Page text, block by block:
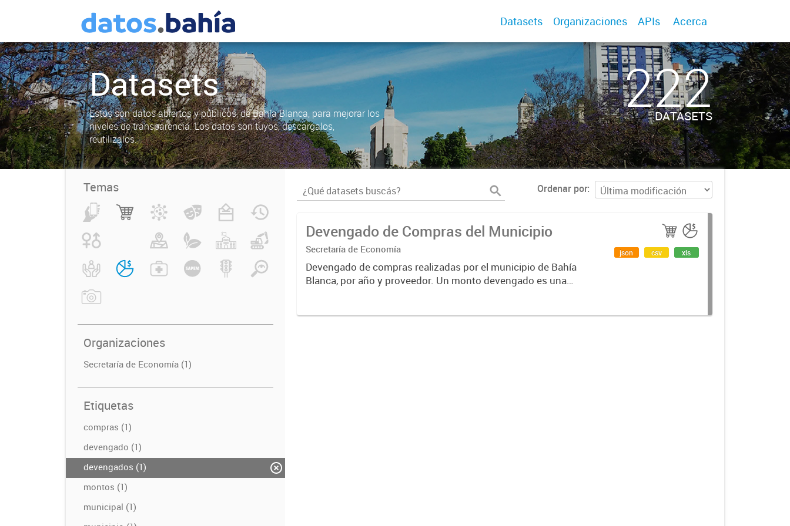
Datasets Organizaciones APIs Acerca
Datasets
Estos son datos abiertos y públicos, de Bahía Blanca, para mejorar los
niveles de transparencia. Los datos son tuyos, descargalos,
reutilizalos.
222
DATASETS
Temas
Organizaciones
Secretaría de Economía (1)
Etiquetas
compras (1)
devengado (1)
devengados (1)
montos (1)
municipal (1)
Ordenar por
Devengado de Compras del Municipio
Secretaría de Economía
Devengado de compras realizadas por el municipio de Bahía
Blanca, por año y proveedor. Un monto devengado es una
json csv xls